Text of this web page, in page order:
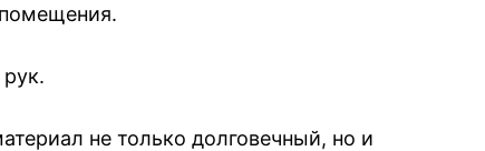
не только долговечный, но и